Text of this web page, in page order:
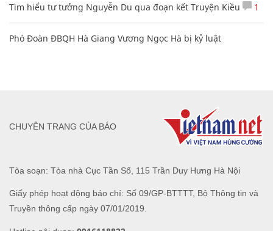
Tìm hiểu tư tưởng Nguyễn Du qua đoạn kết Truyện Kiều 1
Phó Đoàn ĐBQH Hà Giang Vương Ngọc Hà bị kỷ luật
Tòa soạn: Tòa nhà Cục Tần Số, 115 Trần Duy Hưng Hà Nội
Giấy phép hoạt động báo chí: Số 09/GP-BTTTT, Bộ Thông tin và
Truyền thông cấp ngày 07/01/2019.
CHUYÊN TRANG CỦA BÁO